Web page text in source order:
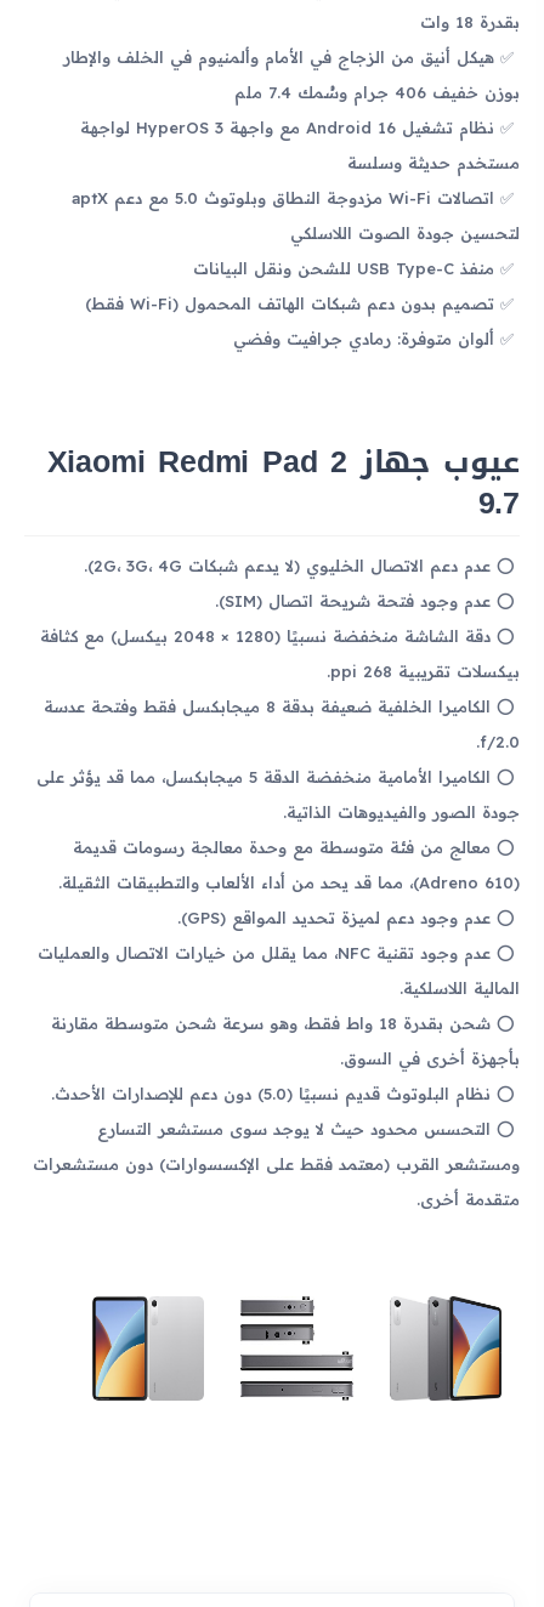
بقدرة 18 وات
هيكل أنيق من الزجاج في الأمام وألمنيوم في الخلف والإطار
بوزن خفيف 406 جرام وسُمك 7.4 ملم
نظام تشغيل Android 16 مع واجهة HyperOS 3 لواجهة
مستخدم حديثة وسلسة
اتصالات Wi-Fi مزدوجة النطاق وبلوتوث 5.0 مع دعم aptX
لتحسين جودة الصوت اللاسلكي
منفذ USB Type-C للشحن ونقل البيانات
تصميم بدون دعم شبكات الهاتف المحمول (Wi-Fi فقط)
ألوان متوفرة: رمادي جرافيت وفضي
عيوب جهاز Xiaomi Redmi Pad 2
9.7
عدم دعم الاتصال الخليوي (لا يدعم شبكات 2G، 3G، 4G).
عدم وجود فتحة شريحة اتصال (SIM).
دقة الشاشة منخفضة نسبيًا (1280 × 2048 بيكسل) مع كثافة
بيكسلات تقريبية 268 ppi.
الكاميرا الخلفية ضعيفة بدقة 8 ميجابكسل فقط وفتحة عدسة
f/2.0.
الكاميرا الأمامية منخفضة الدقة 5 ميجابكسل، مما قد يؤثر على
جودة الصور والفيديوهات الذاتية.
معالج من فئة متوسطة مع وحدة معالجة رسومات قديمة
(Adreno 610)، مما قد يحد من أداء الألعاب والتطبيقات الثقيلة.
عدم وجود دعم لميزة تحديد المواقع (GPS).
عدم وجود تقنية NFC، مما يقلل من خيارات الاتصال والعمليات
المالية اللاسلكية.
شحن بقدرة 18 واط فقط، وهو سرعة شحن متوسطة مقارنة
بأجهزة أخرى في السوق.
نظام البلوتوث قديم نسبيًا (5.0) دون دعم للإصدارات الأحدث.
التحسس محدود حيث لا يوجد سوى مستشعر التسارع
ومستشعر القرب (معتمد فقط على الإكسسوارات) دون مستشعرات
متقدمة أخرى.